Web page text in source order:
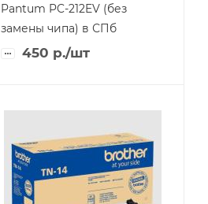
Pantum PC-212EV (без
замены чипа) в СПб
450 р./шт